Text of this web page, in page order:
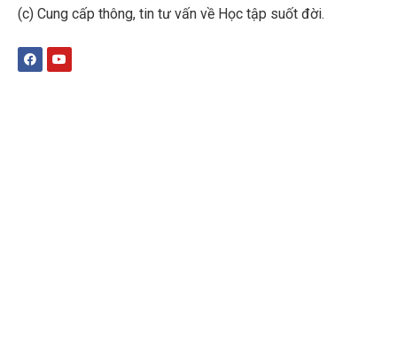
(c) Cung cấp thông, tin tư vấn về Học tập suốt đời.